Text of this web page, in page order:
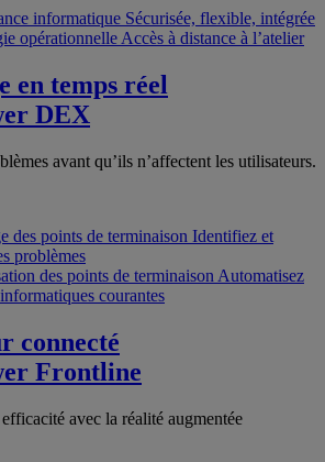
informatique Sécurisée, flexible, intégrée
opérationnelle Accès à distance à l’atelier
en temps réel
DEX
avant qu’ils n’affectent les utilisateurs.
des points de terminaison Identifiez et
problèmes
des points de terminaison Automatisez
courantes
connecté
Frontline
avec la réalité augmentée